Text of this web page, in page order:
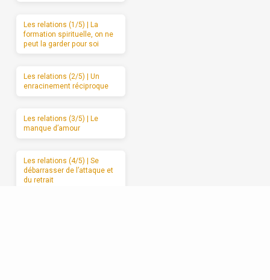
Les relations (1/5) | La
formation spirituelle, on ne
peut la garder pour soi
Les relations (2/5) | Un
enracinement réciproque
Les relations (3/5) | Le
manque d’amour
Les relations (4/5) | Se
débarrasser de l’attaque et
du retrait